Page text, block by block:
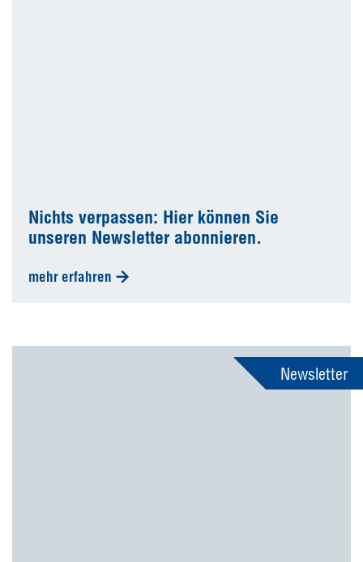
Nichts verpassen: Hier können Sie
unseren Newsletter abonnieren.
mehr erfahren
Newsletter